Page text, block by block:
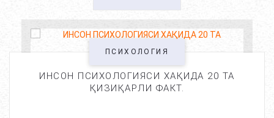
ПСИХОЛОГИЯ
ИНСОН ПСИХОЛОГИЯСИ ХАҚИДА 20 ТА
ҚИЗИҚАРЛИ ФАКТ.